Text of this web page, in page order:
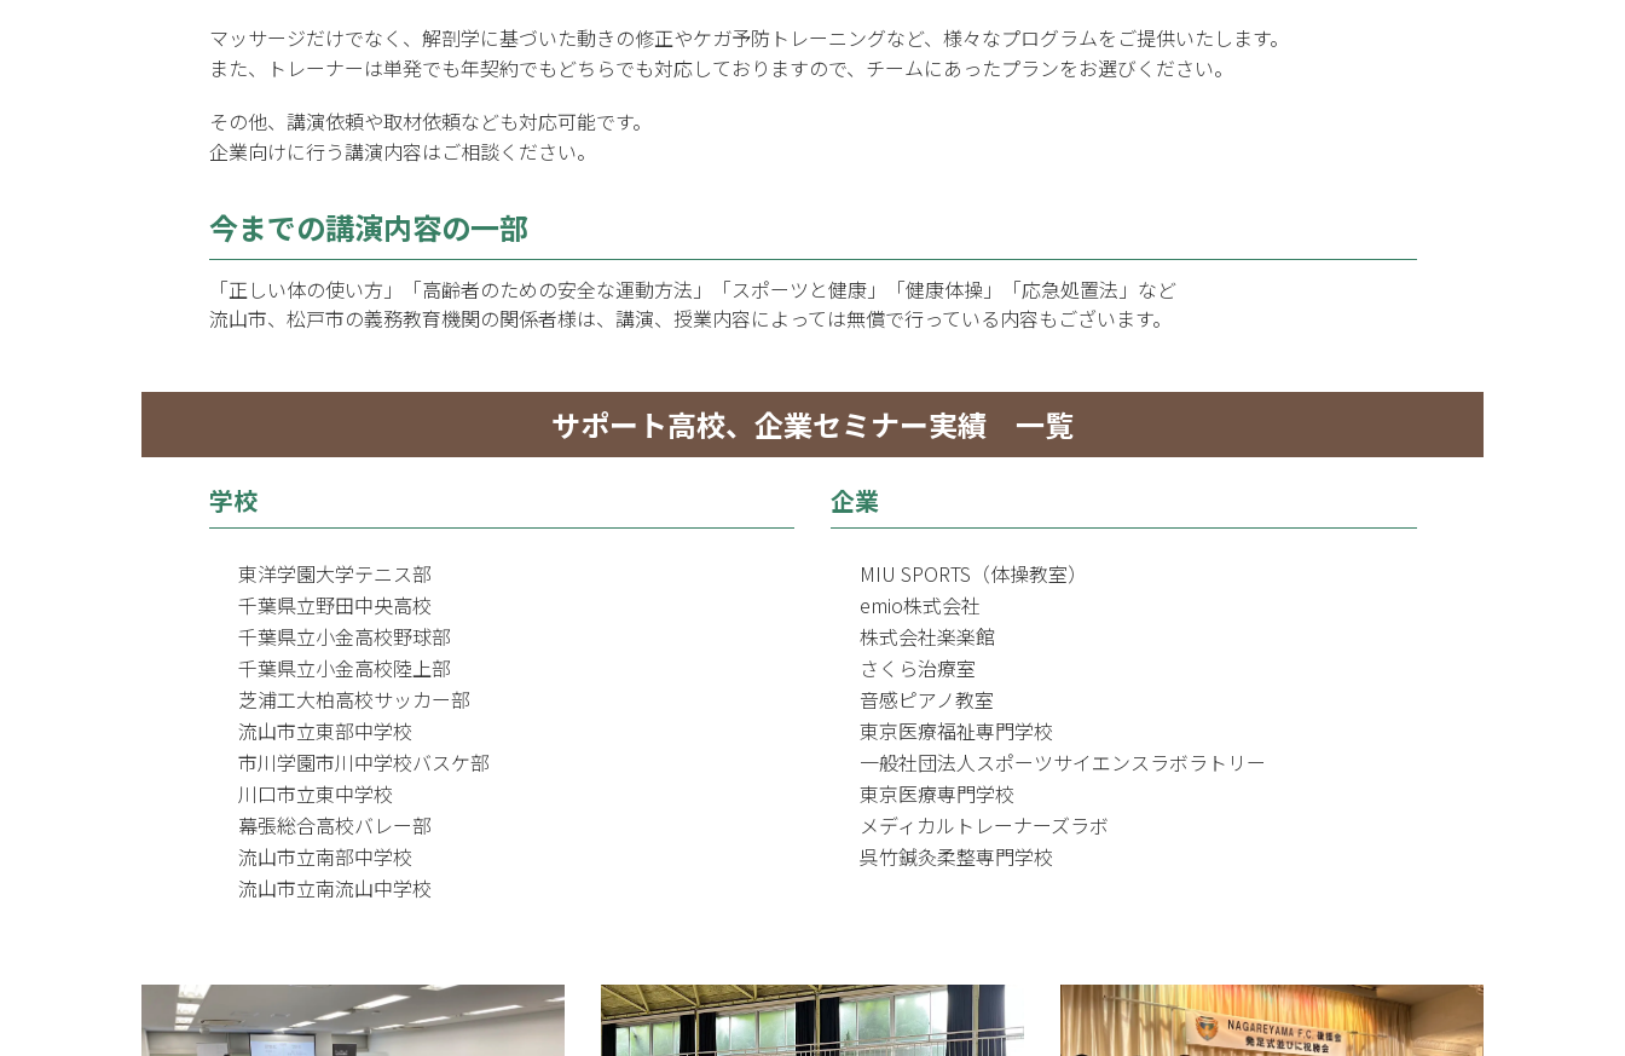
マッサージだけでなく、解剖学に基づいた動きの修正やケガ予防トレーニングなど、様々なプログラムをご提供いたします。
また、トレーナーは単発でも年契約でもどちらでも対応しておりますので、チームにあったプランをお選びください。
その他、講演依頼や取材依頼なども対応可能です。
企業向けに行う講演内容はご相談ください。
今までの講演内容の一部
「正しい体の使い方」「高齢者のための安全な運動方法」「スポーツと健康」「健康体操」「応急処置法」など
流山市、松戸市の義務教育機関の関係者様は、講演、授業内容によっては無償で行っている内容もございます。
サポート高校、企業セミナー実績 一覧
学校
東洋学園大学テニス部
千葉県立野田中央高校
千葉県立小金高校野球部
千葉県立小金高校陸上部
芝浦工大柏高校サッカー部
流山市立東部中学校
市川学園市川中学校バスケ部
川口市立東中学校
幕張総合高校バレー部
流山市立南部中学校
流山市立南流山中学校
企業
MIU SPORTS（体操教室）
emio株式会社
株式会社楽楽館
さくら治療室
音感ピアノ教室
東京医療福祉専門学校
一般社団法人スポーツサイエンスラボラトリー
東京医療専門学校
メディカルトレーナーズラボ
呉竹鍼灸柔整専門学校